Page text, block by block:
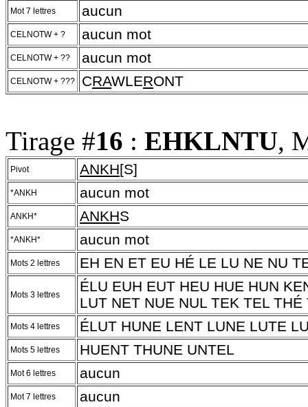
Mot 7 lettres aucun
CELNOTW + ? aucun mot
CELNOTW + ?? aucun mot
CELNOTW + ??? CRAWLERONT
Tirage #16 : EHKLNTU,
Pivot ANKH[S]
*ANKH aucun mot
ANKH* ANKHS
*ANKH* aucun mot
Mots 2 lettres EH EN ET EU HÉ LE LU NE NU
Mots 3 lettres
ÉLU EUH EUT HEU HUE HUN
LUT NET NUE NUL TEK TEL THÉ
Mots 4 lettres ÉLUT HUNE LENT LUNE LUTE
Mots 5 lettres HUENT THUNE UNTEL
Mot 6 lettres aucun
Mot 7 lettres aucun